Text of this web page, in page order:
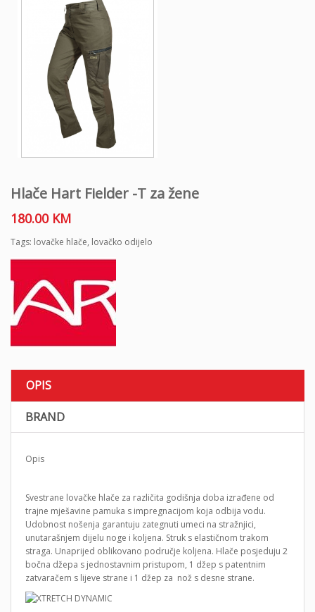
Hlače Hart Fielder -T za žene
180.00 KM
Tags: lovačke hlače, lovačko odijelo
OPIS
BRAND
Opis
Svestrane lovačke hlače za različita godišnja doba izrađene od
trajne mješavine pamuka s impregnacijom koja odbija vodu.
Udobnost nošenja garantuju zategnuti umeci na stražnjici,
unutarašnjem dijelu noge i koljena. Struk s elastičnom trakom
straga. Unaprijed oblikovano područje koljena. Hlače posjeduju 2
bočna džepa s jednostavnim pristupom, 1 džep s patentnim
zatvaračem s lijeve strane i 1 džep za nož s desne strane.